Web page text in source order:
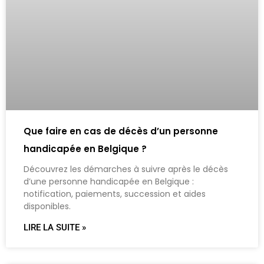
Que faire en cas de décès d’un personne
handicapée en Belgique ?
Découvrez les démarches à suivre après le décès
d’une personne handicapée en Belgique :
notification, paiements, succession et aides
disponibles.
LIRE LA SUITE »